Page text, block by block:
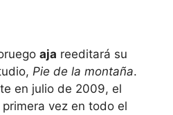
aja reeditará su
Pie de la montaña.
en julio de 2009, el
vez en todo el